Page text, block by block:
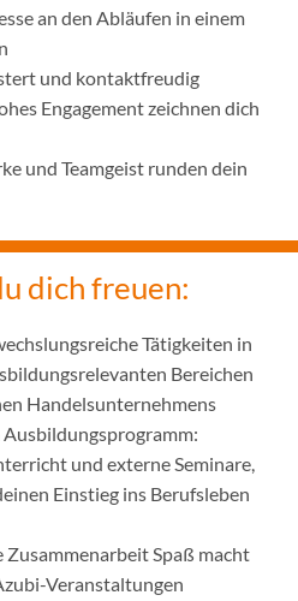
an den Abläufen in einem
und kontaktfreudig
Engagement zeichnen dich
und Teamgeist runden dein
dich freuen:
Tätigkeiten in
Bereichen
Handelsunternehmens
und externe Seminare,
Einstieg ins Berufsleben
Zusammenarbeit Spaß macht
Veranstaltungen